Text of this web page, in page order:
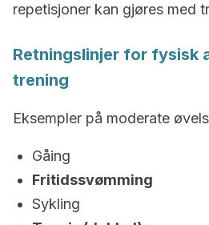
repetisjoner kan gjøres med
Retningslinjer for fysisk
trening
Eksempler på moderate
Gåing
Fritidssvømming
Sykling